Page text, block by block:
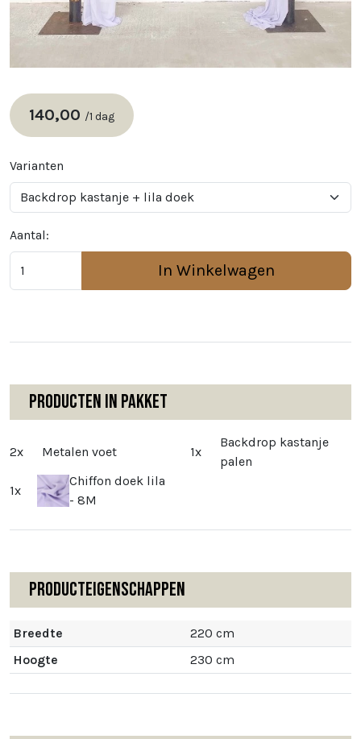
140,00 /1 dag
Varianten
Aantal:
In Winkelwagen
Producten in pakket
2x Metalen voet 1x
Backdrop kastanje
palen
1x
Chiffon doek lila
- 8M
Producteigenschappen
Breedte
220 cm
Hoogte
230 cm